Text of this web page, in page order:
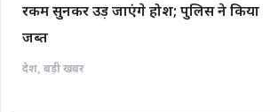
रकम सुनकर उड़ जाएंगे होश; पुलिस ने किया
जब्त
देश, बड़ी खबर